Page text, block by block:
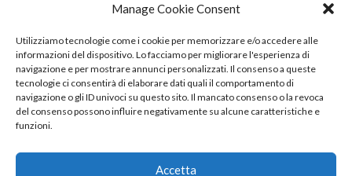
Manage Cookie Consent
Utilizziamo tecnologie come i cookie per memorizzare e/o accedere alle
informazioni del dispositivo. Lo facciamo per migliorare l'esperienza di
navigazione e per mostrare annunci personalizzati. Il consenso a queste
tecnologie ci consentirà di elaborare dati quali il comportamento di
navigazione o gli ID univoci su questo sito. Il mancato consenso o la revoca
del consenso possono influire negativamente su alcune caratteristiche e
funzioni.
Accetta
Follow us!